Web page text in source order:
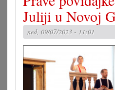
Juliji u Novoj
ned, 09/07/2023 - 11:01